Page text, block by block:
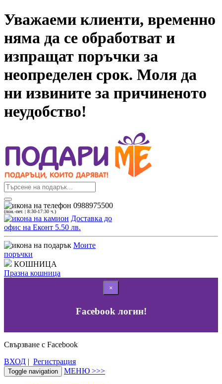
Уважаеми клиенти, временно
няма да се обработват и
изпращат поръчки за
неопределен срок. Моля да
ни извините за причиненото
неудобство!
0988975500
(пон.-пет. | 8:30-17:30 ч.)
Доставка до
офис на Еконт 5.50 лв.
Моите
поръчки
КОШНИЦА
Празна кошница
×
Facebook логин!
Свързване с Facebook
ВХОД | Регистрация
Toggle navigation МЕНЮ >>>